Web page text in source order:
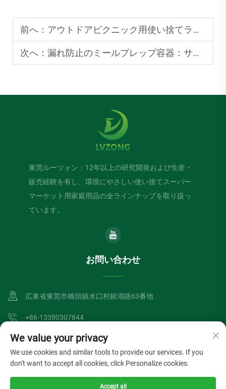
前へ： アウトドアピクニック用使い捨てランチボックス：軽量で持ち運び便利なおすすめ品
次へ： 漏れ防止のミールプレップ容器：サラダやドレッシングに最適
東莞ルーツォン：12年以上の研究開発および生産・
販売経験を有し、環境にやさしい使い捨てスーパー
マーケット用家庭用品の全ラインナップを取り扱っ
ています。
お問い合わせ
広東省東莞市橋頭鎮水口村銀湖路63番地
+86-13380307844
[email protected]
Copyright © Dongguan Lvzong Industrial Co., Ltd. All Rights Reserved
We value your privacy
We use cookies and similar tools to provide our services. If you
don't want to accept all cookies, click Personalize cookies.
Accept all